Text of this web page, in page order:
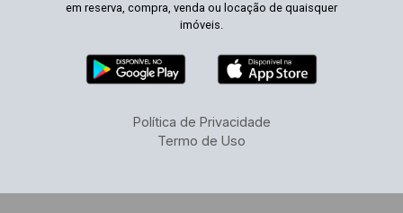
em reserva, compra, venda ou locação de quaisquer
imóveis.
Política de Privacidade
Termo de Uso